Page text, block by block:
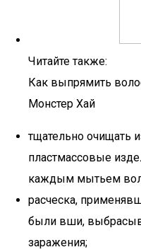
Читайте также:
Как выпрямить
Монстер Хай
тщательно очищать
пластмассовые
каждым мытьем
расческа,
были вши,
заражения;